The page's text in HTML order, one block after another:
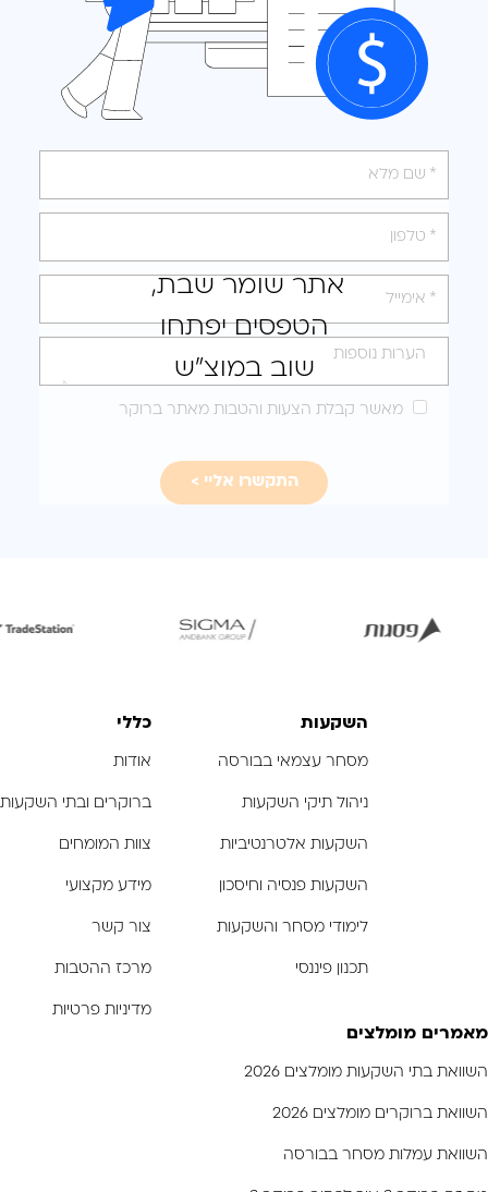
אתר שומר שבת,
הטפסים יפתחו
שוב במוצ"ש
אנא
מלאו
את
טופס
לקבלת
הצעה
מותאמת
מאשר קבלת הצעות והטבות מאתר ברוקר
לפתיחת
לפתיחת
השקעות
מסחר עצמאי בבורסה
ניהול תיקי השקעות
השקעות אלטרנטיביות
השקעות פנסיה וחיסכון
לימודי מסחר והשקעות
תכנון פיננסי
כללי
אודות
ברוקרים ובתי השקעות
צוות המומחים
מידע מקצועי
צור קשר
מרכז ההטבות
מדיניות פרטיות
מאמרים מומלצים
השוואת בתי השקעות מומלצים 2026
השוואת ברוקרים מומלצים 2026
השוואת עמלות מסחר בבורסה